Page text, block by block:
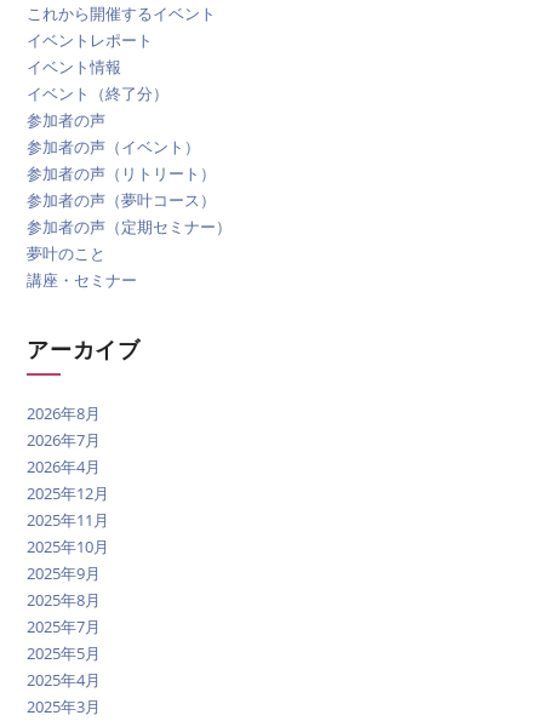
これから開催するイベント
イベントレポート
イベント情報
イベント（終了分）
参加者の声
参加者の声（イベント）
参加者の声（リトリート）
参加者の声（夢叶コース）
参加者の声（定期セミナー）
夢叶のこと
講座・セミナー
アーカイブ
2026年8月
2026年7月
2026年4月
2025年12月
2025年11月
2025年10月
2025年9月
2025年8月
2025年7月
2025年5月
2025年4月
2025年3月